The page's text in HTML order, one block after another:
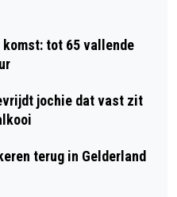
ROOD EN KOMT
ZIEN: HET
VAN DE 1E
GEMAAKT
komst: tot 65 vallende
jochie dat vast zit
terug in Gelderland